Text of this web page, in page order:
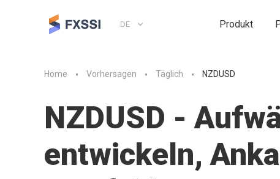
DE Produkt
Home Vorhersagen Täglich NZDUSD
NZDUSD -
entwickeln,